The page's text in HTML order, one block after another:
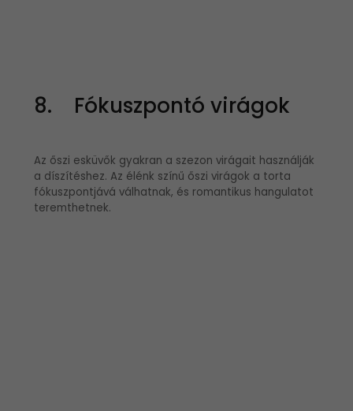
8. Fókuszpontó virágok
Az őszi esküvők gyakran a szezon virágait használják
a díszítéshez. Az élénk színű őszi virágok a torta
fókuszpontjává válhatnak, és romantikus hangulatot
teremthetnek.